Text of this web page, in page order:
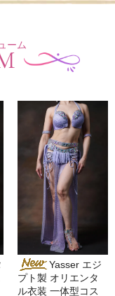
ーム
Yasser エジ
プト製 オリエンタ
ル衣装 一体型コス